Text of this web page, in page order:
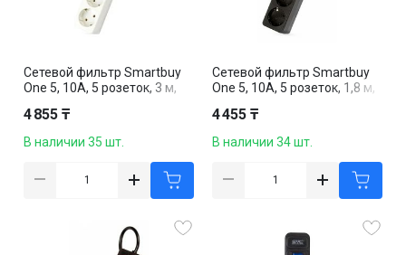
Сетевой фильтр Smartbuy
One 5, 10А, 5 розеток, 3 м,
4 855 ₸
В наличии 35 шт.
Сетевой фильтр Smartbuy
One 5, 10А, 5 розеток, 1,8 м,
4 455 ₸
В наличии 34 шт.